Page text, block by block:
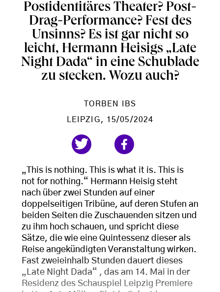
Postidentitäres Theater? Post-
Drag-Performance? Fest des
Unsinns? Es ist gar nicht so
leicht, Hermann Heisigs „Late
Night Dada“ in eine Schublade
zu stecken. Wozu auch?
TORBEN IBS
LEIPZIG , 15/05/2024
„This is nothing. This is what it is. This is
not for nothing.“ Hermann Heisig steht
nach über zwei Stunden auf einer
doppelseitigen Tribüne, auf deren Stufen an
beiden Seiten die Zuschauenden sitzen und
zu ihm hoch schauen, und spricht diese
Sätze, die wie eine Quintessenz dieser als
Reise angekündigten Veranstaltung wirken.
Fast zweieinhalb Stunden dauert dieses
„Late Night Dada“ , das am 14. Mai in der
Residenz des Schauspiel Leipzig Premiere